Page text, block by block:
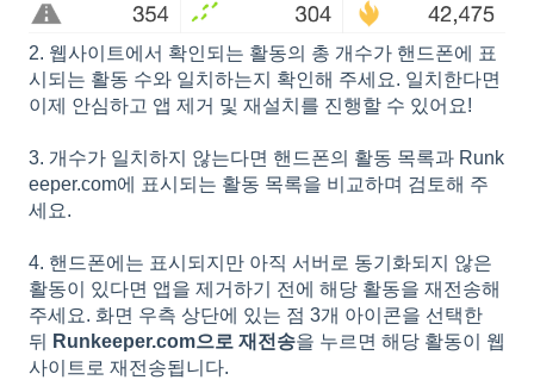
2. 웹사이트에서 확인되는 활동의 총 개수가 핸드폰에 표
시되는 활동 수와 일치하는지 확인해 주세요. 일치한다면
이제 안심하고 앱 제거 및 재설치를 진행할 수 있어요!
3. 개수가 일치하지 않는다면 핸드폰의 활동 목록과 Runk
eeper.com에 표시되는 활동 목록을 비교하며 검토해 주
세요.
4. 핸드폰에는 표시되지만 아직 서버로 동기화되지 않은
활동이 있다면 앱을 제거하기 전에 해당 활동을 재전송해
주세요. 화면 우측 상단에 있는 점 3개 아이콘을 선택한
뒤
Runkeeper.com으로 재전송을 누르면 해당 활동이 웹
사이트로 재전송됩니다.